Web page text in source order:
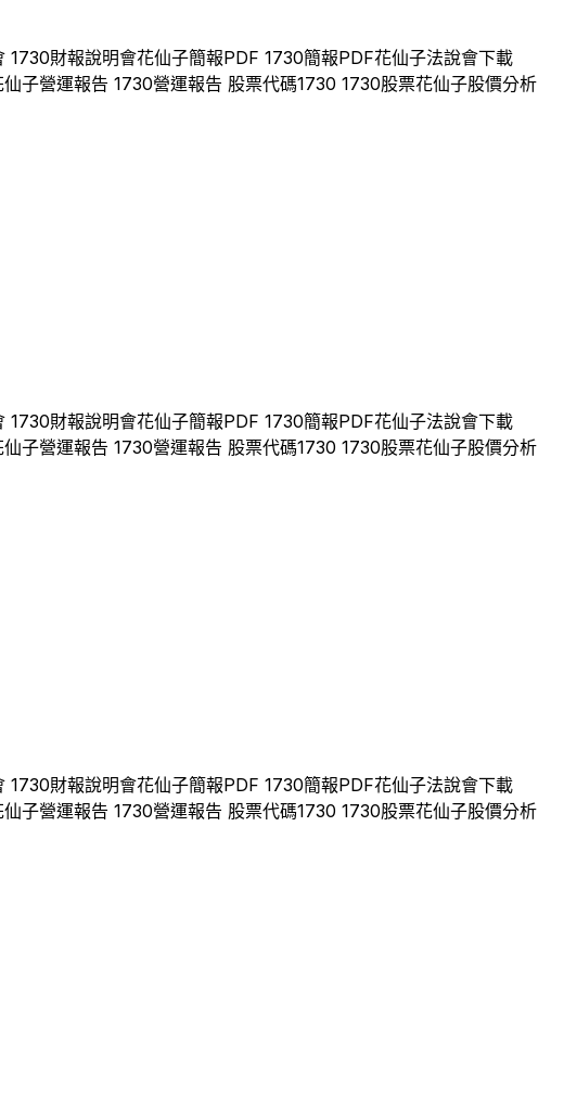
1730財報說明會花仙子簡報PDF 1730簡報PDF花仙子法說會下載
仙子營運報告 1730營運報告 股票代碼1730 1730股票花仙子股價分析
1730財報說明會花仙子簡報PDF 1730簡報PDF花仙子法說會下載
仙子營運報告 1730營運報告 股票代碼1730 1730股票花仙子股價分析
1730財報說明會花仙子簡報PDF 1730簡報PDF花仙子法說會下載
仙子營運報告 1730營運報告 股票代碼1730 1730股票花仙子股價分析